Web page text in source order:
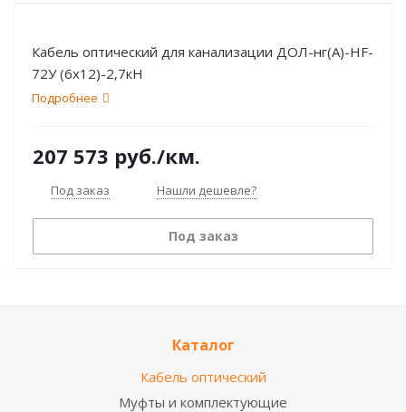
Кабель оптический для канализации ДОЛ-нг(А)-HF-
72У (6х12)-2,7кН
Подробнее
207 573 руб./км.
Под заказ Нашли дешевле?
Под заказ
Каталог
Кабель оптический
Муфты и комплектующие